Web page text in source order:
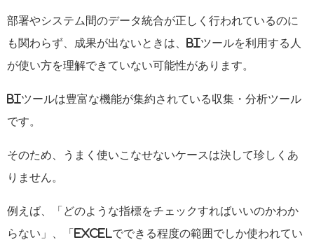
部署やシステム間のデータ統合が正しく行われているのに
も関わらず、成果が出ないときは、
BIツールを利用する人
が使い方を理解できていない可能性があります。
BIツールは豊富な機能が集約されている収集・分析ツール
です。
そのため、うまく使いこなせないケースは決して珍しくあ
りません。
例えば、「どのような指標をチェックすればいいのかわか
らない」、「 Excel でできる程度の範囲でしか使われてい